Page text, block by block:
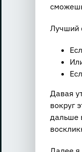
Лучший
Давая
вокруг
дальше